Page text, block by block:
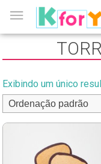
Exibindo um único